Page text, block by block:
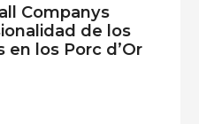
Companys
de los
los Porc d’Or